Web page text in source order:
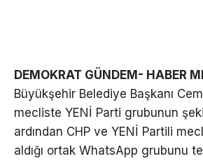
DEMOKRAT GÜNDEM- HABER
Büyükşehir Belediye Başkanı
mecliste YENİ Parti grubunun
ardından CHP ve YENİ Partili
aldığı ortak WhatsApp grubunu